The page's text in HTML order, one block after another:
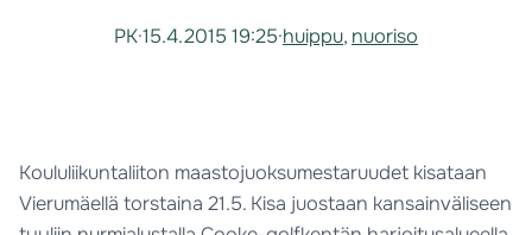
PK·15.4.2015 19:25·huippu, nuoriso
Koululiikuntaliiton maastojuoksumestaruudet kisataan
Vierumäellä torstaina 21.5. Kisa juostaan kansainväliseen